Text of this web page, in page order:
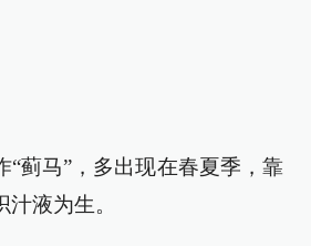
“蓟马”，多出现在春夏季，靠
液为生。